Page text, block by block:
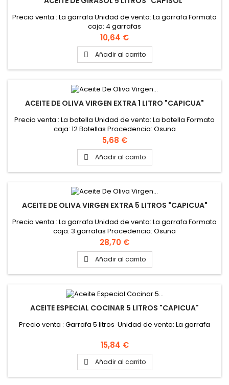
Precio venta : La garrafa Unidad de venta: La garrafa Formato
caja: 4 garrafas
Precio
10,64 €
 Añadir al carrito
ACEITE DE OLIVA VIRGEN EXTRA 1 LITRO "CAPICUA"
Precio venta : La botella Unidad de venta: La botella Formato
caja: 12 Botellas Procedencia: Osuna
Precio
5,68 €
 Añadir al carrito
ACEITE DE OLIVA VIRGEN EXTRA 5 LITROS "CAPICUA"
Precio venta : La garrafa Unidad de venta: La garrafa Formato
caja: 3 garrafas Procedencia: Osuna
Precio
28,70 €
 Añadir al carrito
ACEITE ESPECIAL COCINAR 5 LITROS "CAPICUA"
Precio venta : Garrafa 5 litros Unidad de venta: La garrafa
Precio
15,84 €
 Añadir al carrito